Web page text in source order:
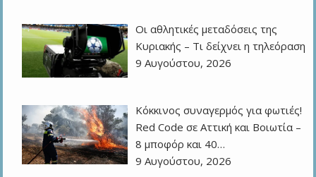
Οι αθλητικές μεταδόσεις της
Κυριακής – Τι δείχνει η τηλεόραση
9 Αυγούστου, 2026
Κόκκινος συναγερμός για φωτιές!
Red Code σε Αττική και Βοιωτία –
8 μποφόρ και 40…
9 Αυγούστου, 2026